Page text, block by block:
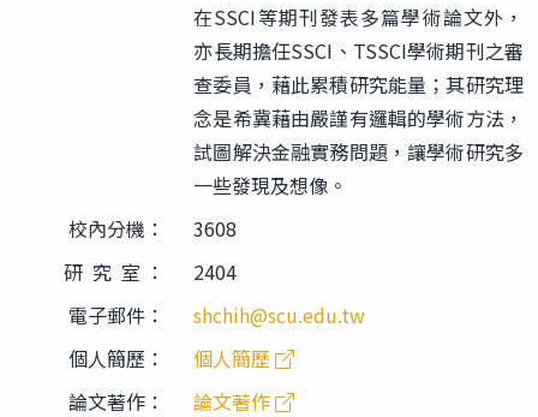
在SSCI等期刊發表多篇學術論文外，
亦長期擔任SSCI、TSSCI學術期刊之審
查委員，藉此累積研究能量；其研究理
念是希冀藉由嚴謹有邏輯的學術方法，
試圖解決金融實務問題，讓學術研究多
一些發現及想像。
校內分機：
3608
研 究 室 ：
2404
電子郵件：
shchih@scu.edu.tw
個人簡歷：
個人簡歷
論文著作：
論文著作